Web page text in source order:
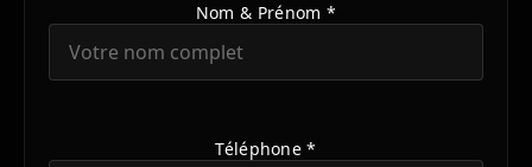
Nom & Prénom *
Téléphone *